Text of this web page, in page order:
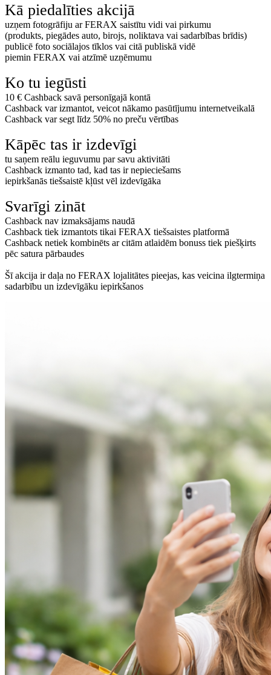
Kā piedalīties akcijā
uzņem fotogrāfiju ar FERAX saistītu vidi vai pirkumu
(produkts, piegādes auto, birojs, noliktava vai sadarbības brīdis)
publicē foto sociālajos tīklos vai citā publiskā vidē
piemin FERAX vai atzīmē uzņēmumu
Ko tu iegūsti
10 € Cashback savā personīgajā kontā
Cashback var izmantot, veicot nākamo pasūtījumu internetveikalā
Cashback var segt līdz 50% no preču vērtības
Kāpēc tas ir izdevīgi
tu saņem reālu ieguvumu par savu aktivitāti
Cashback izmanto tad, kad tas ir nepieciešams
iepirkšanās tiešsaistē kļūst vēl izdevīgāka
Svarīgi zināt
Cashback nav izmaksājams naudā
Cashback tiek izmantots tikai FERAX tiešsaistes platformā
Cashback netiek kombinēts ar citām atlaidēm bonuss tiek piešķirts
pēc satura pārbaudes
Šī akcija ir daļa no FERAX lojalitātes pieejas, kas veicina ilgtermiņa
sadarbību un izdevīgāku iepirkšanos